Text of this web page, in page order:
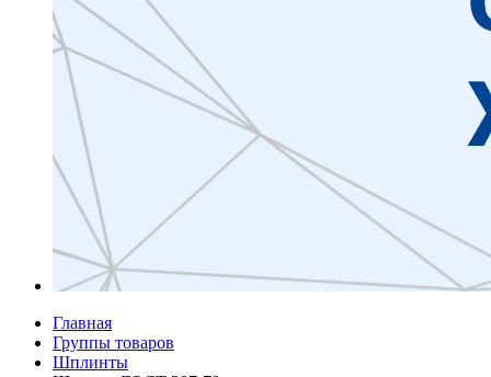
Главная
Группы товаров
Шплинты